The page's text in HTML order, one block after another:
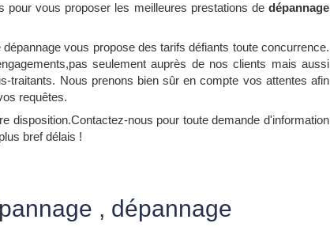
pour vous proposer les meilleures prestations dedépannage
vous propose des tarifs défiants toute concurrence.
seulement auprès de nos clients mais aussi
traitants. Nous prenons bien sûr en compte vos attentes afin
requêtes.
disposition.Contactez-nous pour toute demande d'information
bref délais !
, dépannage